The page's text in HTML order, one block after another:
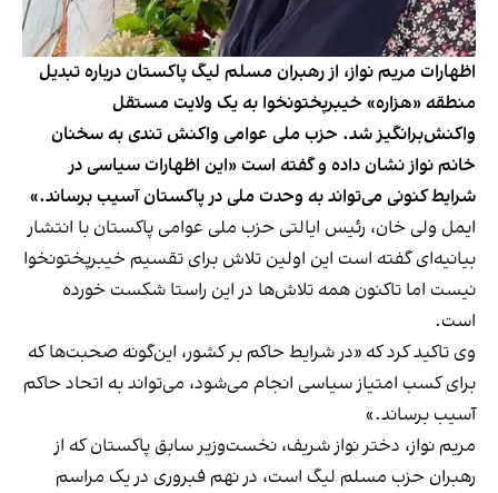
اظهارات مریم نواز، از رهبران مسلم لیگ پاکستان درباره تبدیل
منطقه «هزاره» خیبرپختونخوا به یک ولایت مستقل
واکنش‌برانگیز شد. حزب ملی عوامی واکنش تندی به سخنان
خانم نواز نشان داده و گفته است «این اظهارات سیاسی در
شرایط کنونی می‌تواند به وحدت ملی در پاکستان آسیب برساند.»
ایمل ولی خان، رئیس ایالتی حزب ملی عوامی پاکستان با انتشار
بیانیه‌ای گفته است این اولین تلاش برای تقسیم خیبرپختونخوا
نیست اما تاکنون همه تلاش‌ها در این راستا شکست خورده
است.
وی تاکید کرد که «در شرایط حاکم بر کشور، این‌گونه صحبت‌ها که
برای کسب امتیاز سیاسی انجام می‌شود، می‌تواند به اتحاد حاکم
آسیب برساند.»
مریم نواز، دختر نواز شریف، نخست‌وزیر سابق پاکستان که از
رهبران حزب مسلم لیگ است، در نهم فبروری در یک مراسم